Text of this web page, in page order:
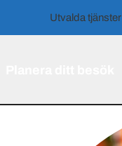
Utvalda tjänster